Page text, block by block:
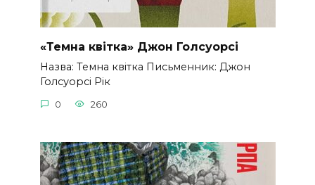
«Темна квітка» Джон Голсуорсі
Назва: Темна квітка Письменник: Джон
Голсуорсі Рік
0 260